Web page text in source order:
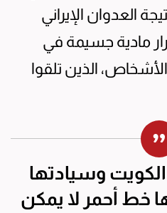
العدوان الإيراني
مادية جسيمة في
الذين تلقوا
الكويت وسيادتها
خط أحمر لا يمكن